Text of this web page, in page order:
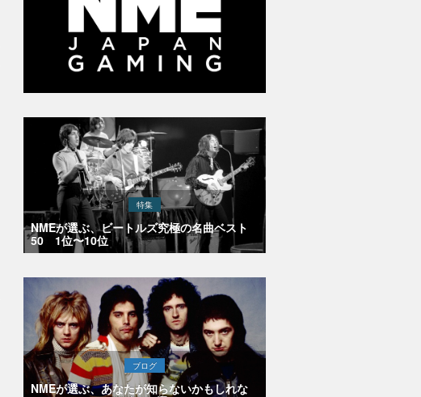
特集
NMEが選ぶ、ビートルズ究極の名曲ベスト
50 1位〜10位
ブログ
NMEが選ぶ、あなたが知らないかもしれな